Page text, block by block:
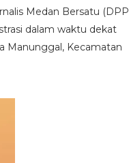
Medan Bersatu (DPP
dalam waktu dekat
Manunggal, Kecamatan